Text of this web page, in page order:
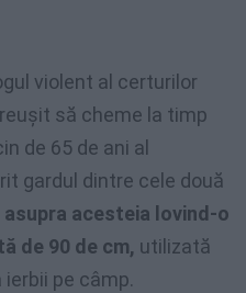
violent al certurilor
să cheme la timp
de 65 de ani al
gardul dintre cele două
acesteia lovind-o
de 90 de cm, utilizată
pe câmp.